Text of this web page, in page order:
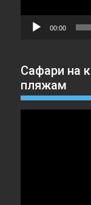
00:00
Сафари на
пляжам